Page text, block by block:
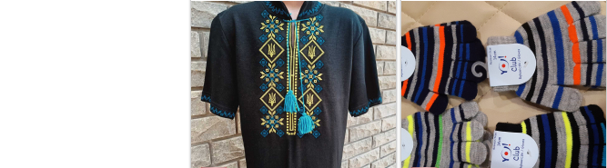
коротким рукавом "Гербы"
полосатые